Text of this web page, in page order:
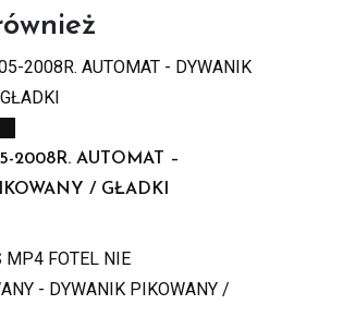
2008R. AUTOMAT –
/ GŁADKI